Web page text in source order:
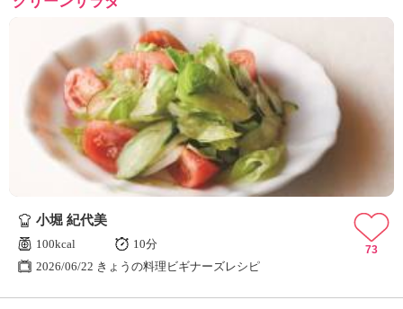
小堀 紀代美
100kcal
10分
2026/06/22 きょうの料理ビギナーズレシピ
73